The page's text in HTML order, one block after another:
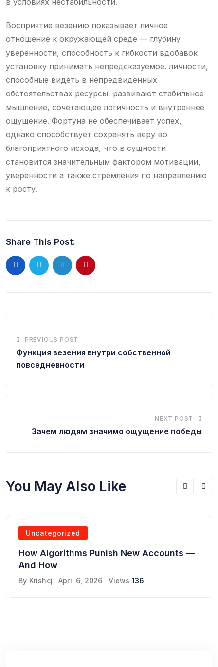
Восприятие везению показывает личное
отношение к окружающей среде — глубину
уверенности, способность к гибкости вдобавок
установку принимать непредсказуемое. личности,
способные видеть в непредвиденных
обстоятельствах ресурсы, развивают стабильное
мышление, сочетающее логичность и внутреннее
ощущение. Фортуна не обеспечивает успех,
однако способствует сохранять веру во
благоприятного исхода, что в сущности
становится значительным фактором мотивации,
уверенности а также стремления по направлению
к росту.
Share This Post:
PREVIOUS POST
Функция везения внутри собственной
повседневности
NEXT POST
Зачем людям значимо ощущение победы
You May Also Like
Uncategorized
How Algorithms Punish New Accounts —
And How
By Krishcj April 6, 2026 Views 136